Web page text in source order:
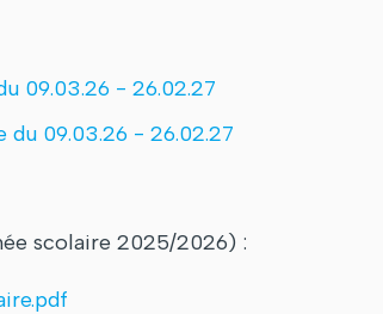
09.03.26 - 26.02.27
du 09.03.26 - 26.02.27
scolaire 2025/2026) :